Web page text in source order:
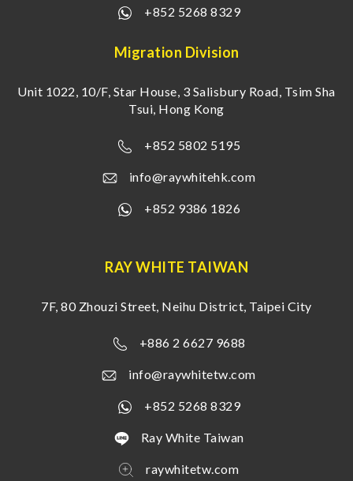
+852 5268 8329
Migration Division
Unit 1022, 10/F, Star House, 3 Salisbury Road, Tsim Sha
Tsui, Hong Kong
+852 5802 5195
info@raywhitehk.com
+852 9386 1826
RAY WHITE TAIWAN
7F, 80 Zhouzi Street, Neihu District, Taipei City
+886 2 6627 9688
info@raywhitetw.com
+852 5268 8329
Ray White Taiwan
raywhitetw.com